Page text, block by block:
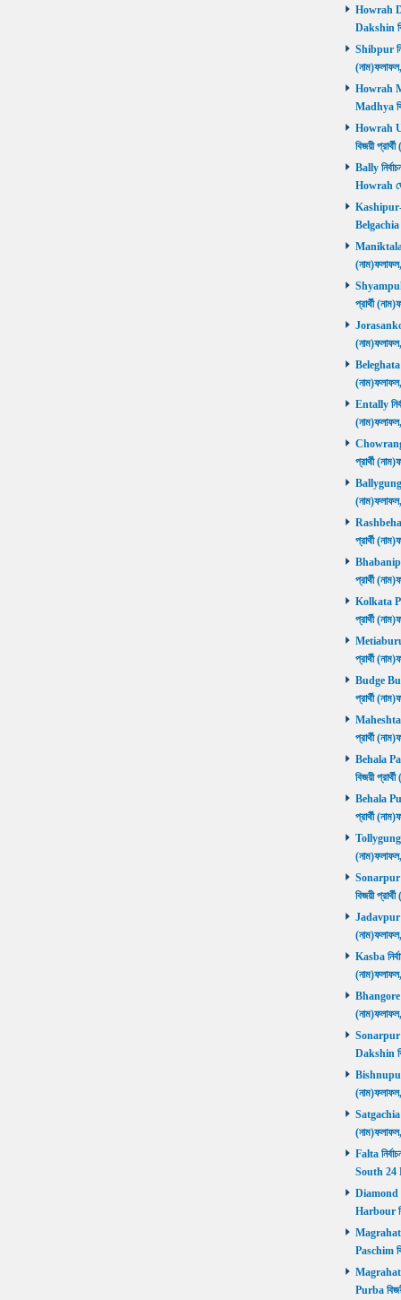
Howrah
Dakshin
Shibpur
Howrah
Madhya
Howrah
বিজয়ী
Bally
Howrah
Kashipur-
Belgachia
Maniktala
প্রার্থী
Jorasanko
Beleghata
Entally
প্রার্থী
Ballygunge
প্রার্থী
প্রার্থী
Kolkata
প্রার্থী
Metiaburuz
প্রার্থী
Budge
প্রার্থী
প্রার্থী
Behala
বিজয়ী
Behala
প্রার্থী
Tollygunge
Sonarpur
বিজয়ী
Jadavpur
Kasba
Bhangore
Sonarpur
Dakshin
Bishnupur
Satgachia
Falta
South 24
Diamond
Harbour
Magrahat
Paschim
Magrahat
Purba